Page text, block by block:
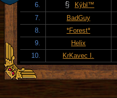
6.
Kýbl™
7.
BadGuy
8.
*Forest*
9.
Helix
10.
KrKavec I.